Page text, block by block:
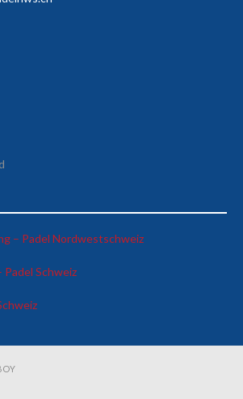
– Padel Nordwestschweiz:
Padel Schweiz:
: